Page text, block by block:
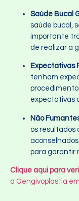
Saúde Bucal
saúde bucal,
importante
de realizar a
Expectativas
tenham
expectativas
Não
os resultados
para garantir
Clique aqui para
a Gengivoplastia